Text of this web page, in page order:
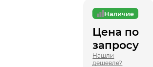
Наличие
Цена по
запросу
Нашли
дешевле?